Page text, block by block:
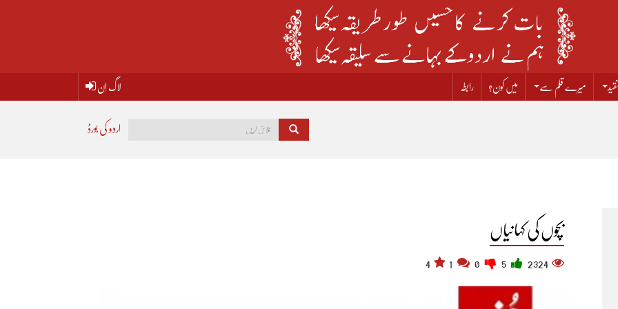
میرے قلم سے میں کون؟ رابطہ لاگ اِن
اردو کی بورڈ
بچوں کی کہانیاں
2324
4